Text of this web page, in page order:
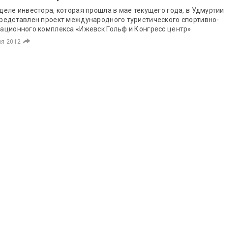
инвестора, которая прошла в мае текущего года, в Удмуртии
проект международного туристического спортивно-
комплекса «Ижевск Гольф и Конгресс центр»
2012